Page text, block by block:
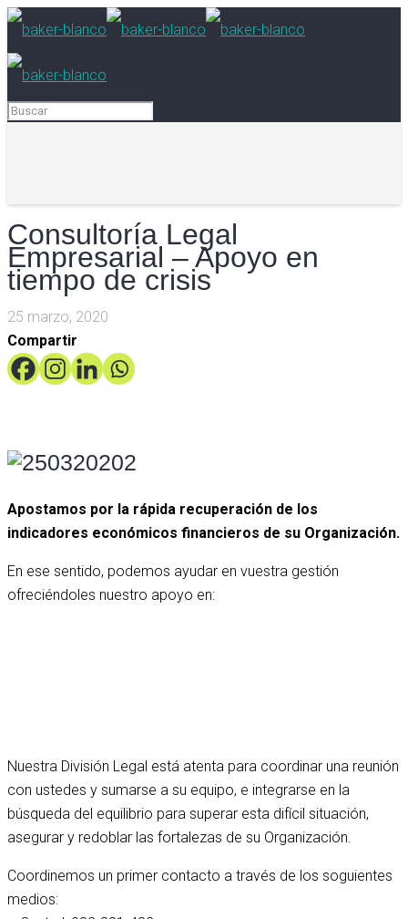
Consultoría Legal
Empresarial – Apoyo en
tiempo de crisis
25 marzo, 2020
Compartir
Apostamos por la rápida recuperación de los
indicadores económicos financieros de su Organización.
En ese sentido, podemos ayudar en vuestra gestión
ofreciéndoles nuestro apoyo en:
Nuestra División Legal está atenta para coordinar una reunión
con ustedes y sumarse a su equipo, e integrarse en la
búsqueda del equilibrio para superar esta difícil situación,
asegurar y redoblar las fortalezas de su Organización.
Coordinemos un primer contacto a través de los soguientes
medios: